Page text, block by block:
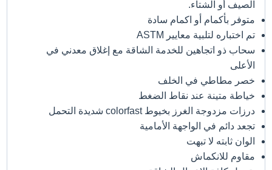
الصيف أو الشتاء.
متوفر بأكمام أو اكمام سادة
تم اختباره لتلبية معايير ASTM
سحاب ذو اتجاهين للخدمة الشاقة مع إغلاق معدني في
الأعلى
خصر مطاطي في الخلف
خياطة متينة عند نقاط الضغط
درزات مزدوجة الغرز بخيوط colorfast شديدة التحمل
تجعد دائم في الواجهة الأمامية
الوان ثابته لا تبهت
مقاوم للانكماش